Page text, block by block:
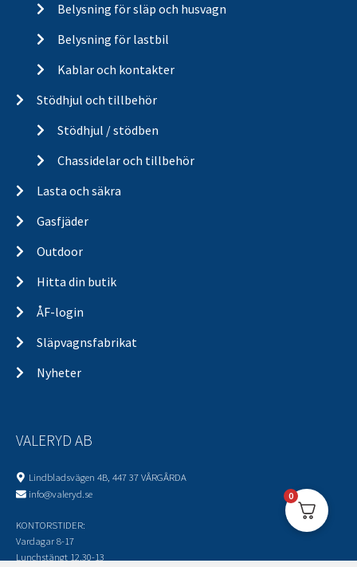
Belysning för släp och husvagn
Belysning för lastbil
Kablar och kontakter
Stödhjul och tillbehör
Stödhjul / stödben
Chassidelar och tillbehör
Lasta och säkra
Gasfjäder
Outdoor
Hitta din butik
ÅF-login
Släpvagnsfabrikat
Nyheter
VALERYD AB
Lindbladsvägen 4B, 447 37 VÅRGÅRDA
info@valeryd.se
KONTORSTIDER:
Vardagar 8-17
Lunchstängt 12.30-13
0